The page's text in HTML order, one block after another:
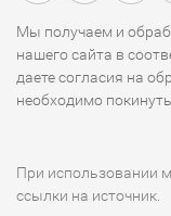
Мы получаем и
нашего сайта в
даете согласия на
необходимо
При использовании
ссылки на источник.